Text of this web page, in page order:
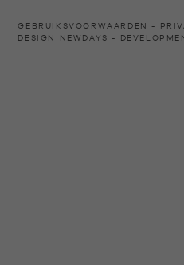
GEBRUIKSVOORWAARDEN
DESIGN
NEWDAYS -